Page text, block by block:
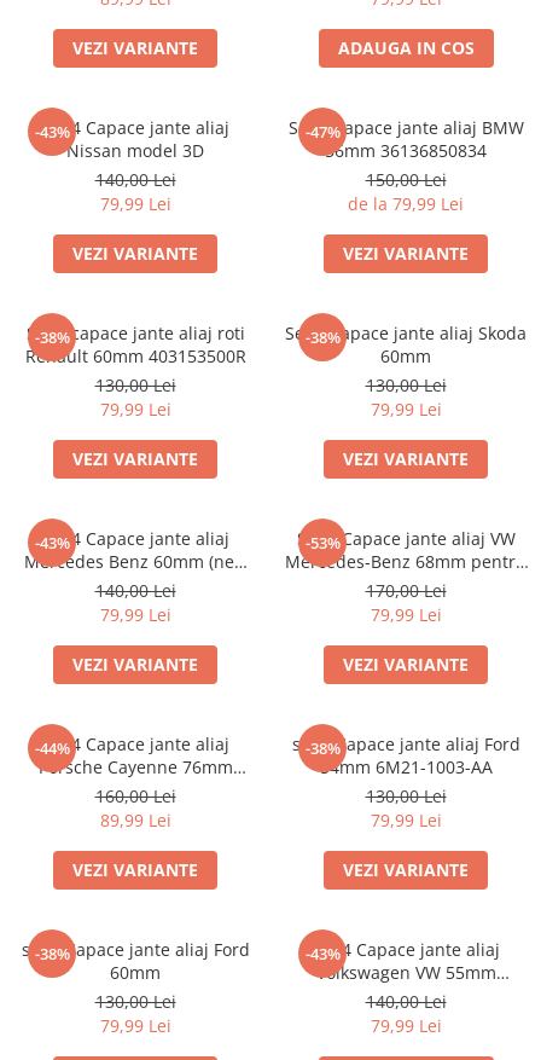
VEZI VARIANTE ADAUGA IN COS
-43%
set 4 Capace jante aliaj
Nissan model 3D
140,00 Lei
79,99 Lei
VEZI VARIANTE
-47%
Set 4 Capace jante aliaj BMW
56mm 36136850834
150,00 Lei
de la 79,99 Lei
VEZI VARIANTE
-38%
Set 4 capace jante aliaj roti
Renault 60mm 403153500R
130,00 Lei
79,99 Lei
VEZI VARIANTE
-38%
Set 4 Capace jante aliaj Skoda
60mm
130,00 Lei
79,99 Lei
VEZI VARIANTE
-43%
Set 4 Capace jante aliaj
Mercedes Benz 60mm (new
black) / (silver)
140,00 Lei
79,99 Lei
VEZI VARIANTE
-53%
Set 4 Capace jante aliaj VW
Mercedes-Benz 68mm pentru
jante originale BMW
170,00 Lei
79,99 Lei
VEZI VARIANTE
-44%
set 4 Capace jante aliaj
Porsche Cayenne 76mm
7L5601149
160,00 Lei
89,99 Lei
VEZI VARIANTE
-38%
set 4 Capace jante aliaj Ford
54mm 6M21-1003-AA
130,00 Lei
79,99 Lei
VEZI VARIANTE
-38%
set 4 Capace jante aliaj Ford
60mm
130,00 Lei
79,99 Lei
-43%
Set 4 Capace jante aliaj
Volkswagen VW 55mm
6N0601171
140,00 Lei
79,99 Lei